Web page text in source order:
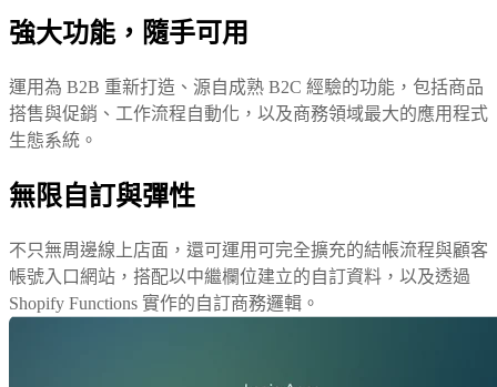
強大功能，隨手可用
運用為 B2B 重新打造、源自成熟 B2C 經驗的功能，包括商品
搭售與促銷、工作流程自動化，以及商務領域最大的應用程式
生態系統。
無限自訂與彈性
不只無周邊線上店面，還可運用可完全擴充的結帳流程與顧客
帳號入口網站，搭配以中繼欄位建立的自訂資料，以及透過
Shopify Functions 實作的自訂商務邏輯。